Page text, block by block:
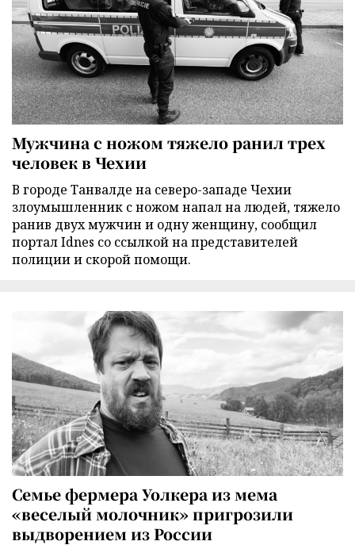
Мужчина с ножом тяжело ранил трех
человек в Чехии
В городе Танвалде на северо-западе Чехии
злоумышленник с ножом напал на людей, тяжело
ранив двух мужчин и одну женщину, сообщил
портал Idnes со ссылкой на представителей
полиции и скорой помощи.
Семье фермера Уолкера из мема
«веселый молочник» пригрозили
выдворением из России